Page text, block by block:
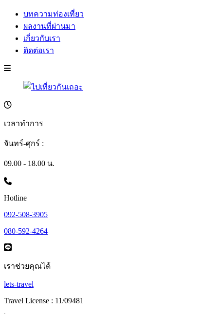
บทความท่องเที่ยว
ผลงานที่ผ่านมา
เกี่ยวกับเรา
ติดต่อเรา
เวลาทำการ
จันทร์-ศุกร์ :
09.00 - 18.00 น.
Hotline
092-508-3905
080-592-4264
เราช่วยคุณได้
lets-travel
Travel License : 11/09481